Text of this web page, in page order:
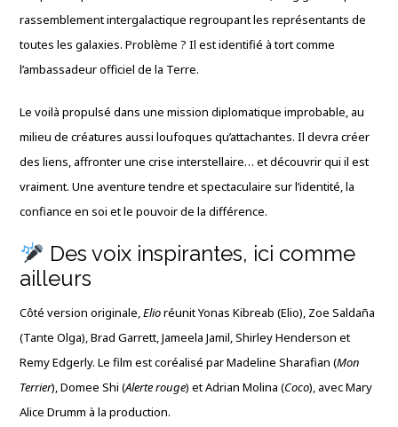
rassemblement intergalactique regroupant les représentants de
toutes les galaxies. Problème ? Il est identifié à tort comme
l’ambassadeur officiel de la Terre.
Le voilà propulsé dans une mission diplomatique improbable, au
milieu de créatures aussi loufoques qu’attachantes. Il devra créer
des liens, affronter une crise interstellaire… et découvrir qui il est
vraiment. Une aventure tendre et spectaculaire sur l’identité, la
confiance en soi et le pouvoir de la différence.
Des voix inspirantes, ici comme
ailleurs
Côté version originale,Elioréunit Yonas Kibreab (Elio), Zoe Saldaña
(Tante Olga), Brad Garrett, Jameela Jamil, Shirley Henderson et
Remy Edgerly. Le film est coréalisé par Madeline Sharafian (Mon
Terrier), Domee Shi (Alerte rouge) et Adrian Molina (Coco), avec Mary
Alice Drumm à la production.